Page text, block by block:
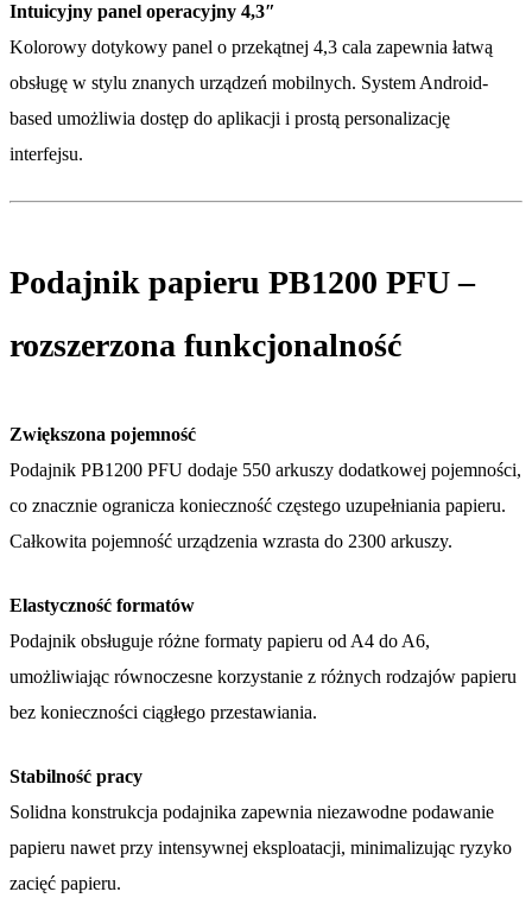
Intuicyjny panel operacyjny 4,3″
Kolorowy dotykowy panel o przekątnej 4,3 cala zapewnia łatwą
obsługę w stylu znanych urządzeń mobilnych. System Android-
based umożliwia dostęp do aplikacji i prostą personalizację
interfejsu.
Podajnik papieru PB1200 PFU –
rozszerzona funkcjonalność
Zwiększona pojemność
Podajnik PB1200 PFU dodaje 550 arkuszy dodatkowej pojemności,
co znacznie ogranicza konieczność częstego uzupełniania papieru.
Całkowita pojemność urządzenia wzrasta do 2300 arkuszy.
Elastyczność formatów
Podajnik obsługuje różne formaty papieru od A4 do A6,
umożliwiając równoczesne korzystanie z różnych rodzajów papieru
bez konieczności ciągłego przestawiania.
Stabilność pracy
Solidna konstrukcja podajnika zapewnia niezawodne podawanie
papieru nawet przy intensywnej eksploatacji, minimalizując ryzyko
zacięć papieru.